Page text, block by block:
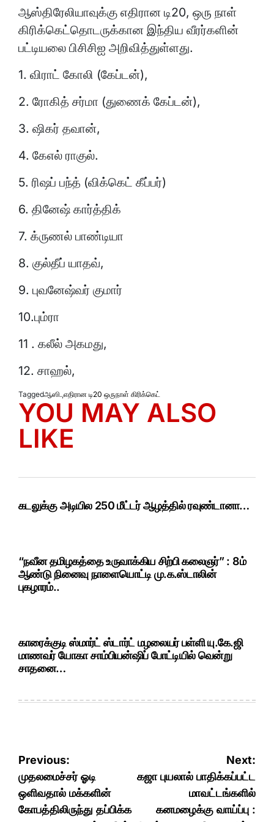
ஆஸ்திரேலியாவுக்கு எதிரான டி20, ஒரு நாள்
கிரிக்கெட்தொடருக்கான இந்திய வீரர்களின்
பட்டியலை பிசிசிஐ அறிவித்துள்ளது.
1. விராட் கோலி (கேப்டன்),
2. ரோகித் சர்மா (துணைக் கேப்டன்),
3. ஷிகர் தவான்,
4. கேஎல் ராகுல்.
5. ரிஷப் பந்த் (விக்கெட் கீப்பர்)
6. தினேஷ் கார்த்திக்
7. க்ருணல் பாண்டியா
8. குல்தீப் யாதவ்,
9. புவனேஷ்வர் குமார்
10.பும்ரா
11 . கலீல் அகமது,
12. சாஹல்,
Taggedஆஸி.,எதிரான டி20 ஒருநாள் கிரிக்கெட்
YOU MAY ALSO
LIKE
கடலுக்கு அடியில 250 மீட்டர் ஆழத்தில் ரவுண்டானா…
“நவீன தமிழகத்தை உருவாக்கிய சிற்பி கலைஞர்” : 8ம்
ஆண்டு நினைவு நாளையொட்டி மு.க.ஸ்டாலின்
புகழாரம்..
காரைக்குடி ஸ்மார்ட் ஸ்டார்ட் மழலையர் பள்ளி யு.கே.ஜி
மாணவர் யோகா சாம்பியன்ஷிப் போட்டியில் வென்று
சாதனை…
Post
navigation
Previous:
முதலமைச்சர் ஓடி
ஒளிவதால் மக்களின்
கோபத்திலிருந்து தப்பிக்க
Next:
கஜா புயலால் பாதிக்கப்பட்ட
மாவட்டங்களில்
கனமழைக்கு வாய்ப்பு :